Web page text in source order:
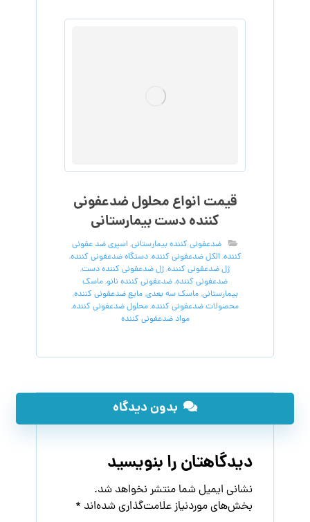
قیمت انواع محلول ضدعفونی
کننده دست بیمارستانی
ضدعفونی کننده بیمارستانی,اسپری ضد عفونی
کننده,الکل ضدعفونی کننده,دستگاه ضدعفونی کننده,
ژل ضدعفونی کننده,ژل ضدعفونی کننده دست,
ضدعفونی کننده,ضدعفونی کننده نانو,ماسک
بیمارستانی,ماسک سه بعدی,مایع ضدعفونی کننده,
محصولات ضدعفونی کننده,محلول ضدعفونی کننده,
مواد ضدعفونی کننده
بدون دیدگاه
دیدگاهتان را بنویسید
نشانی ایمیل شما منتشر نخواهد شد.
بخش‌های موردنیاز علامت‌گذاری شده‌اند *